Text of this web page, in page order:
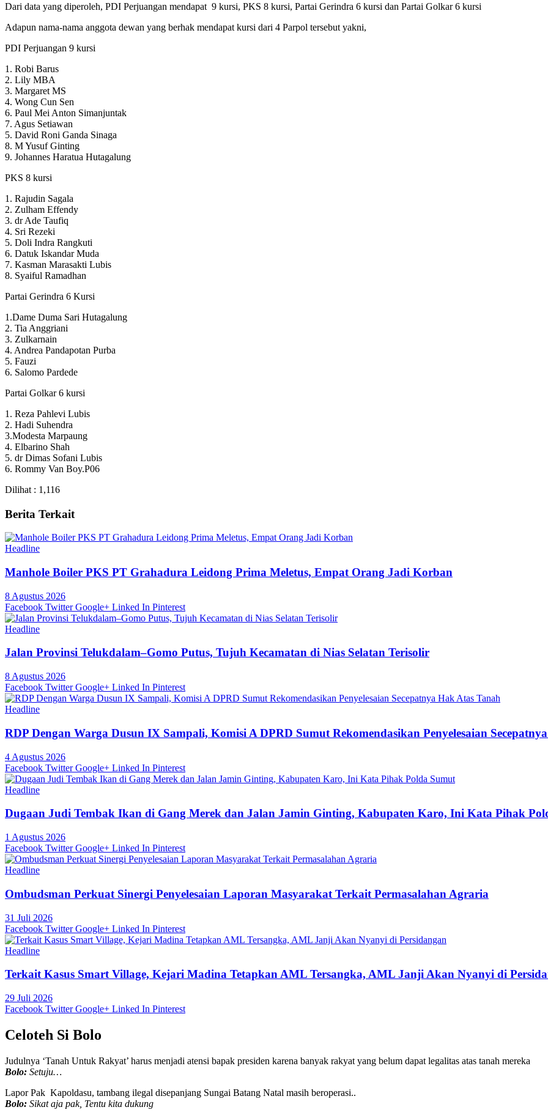
Dari data yang diperoleh, PDI Perjuangan mendapat 9 kursi, PKS 8 kursi, Partai Gerindra 6 kursi dan Partai Golkar 6 kursi
Adapun nama-nama anggota dewan yang berhak mendapat kursi dari 4 Parpol tersebut yakni,
PDI Perjuangan 9 kursi
1. Robi Barus
2. Lily MBA
3. Margaret MS
4. Wong Cun Sen
6. Paul Mei Anton Simanjuntak
7. Agus Setiawan
5. David Roni Ganda Sinaga
8. M Yusuf Ginting
9. Johannes Haratua Hutagalung
PKS 8 kursi
1. Rajudin Sagala
2. Zulham Effendy
3. dr Ade Taufiq
4. Sri Rezeki
5. Doli Indra Rangkuti
6. Datuk Iskandar Muda
7. Kasman Marasakti Lubis
8. Syaiful Ramadhan
Partai Gerindra 6 Kursi
1.Dame Duma Sari Hutagalung
2. Tia Anggriani
3. Zulkarnain
4. Andrea Pandapotan Purba
5. Fauzi
6. Salomo Pardede
Partai Golkar 6 kursi
1. Reza Pahlevi Lubis
2. Hadi Suhendra
3.Modesta Marpaung
4. Elbarino Shah
5. dr Dimas Sofani Lubis
6. Rommy Van Boy.P06
Dilihat : 1,116
Berita Terkait
Headline
Manhole Boiler PKS PT Grahadura Leidong Prima Meletus, Empat Orang Jadi Korban
8 Agustus 2026
Facebook Twitter Google+ Linked In Pinterest
Headline
Jalan Provinsi Telukdalam–Gomo Putus, Tujuh Kecamatan di Nias Selatan Terisolir
8 Agustus 2026
Facebook Twitter Google+ Linked In Pinterest
Headline
RDP Dengan Warga Dusun IX Sampali, Komisi A DPRD Sumut Rekomendasikan Penyelesaian
4 Agustus 2026
Facebook Twitter Google+ Linked In Pinterest
Headline
Dugaan Judi Tembak Ikan di Gang Merek dan Jalan Jamin Ginting, Kabupaten Karo, Ini Kata Pihak
1 Agustus 2026
Facebook Twitter Google+ Linked In Pinterest
Headline
Ombudsman Perkuat Sinergi Penyelesaian Laporan Masyarakat Terkait Permasalahan Agraria
31 Juli 2026
Facebook Twitter Google+ Linked In Pinterest
Headline
Terkait Kasus Smart Village, Kejari Madina Tetapkan AML Tersangka, AML Janji Akan Nyanyi di
29 Juli 2026
Facebook Twitter Google+ Linked In Pinterest
Celoteh Si Bolo
Judulnya ‘Tanah Untuk Rakyat’ harus menjadi atensi bapak presiden karena banyak rakyat yang belum dapat legalitas atas tanah mereka
Bolo: Setuju…
Lapor Pak Kapoldasu, tambang ilegal disepanjang Sungai Batang Natal masih beroperasi..
Bolo: Sikat aja pak, Tentu kita dukung